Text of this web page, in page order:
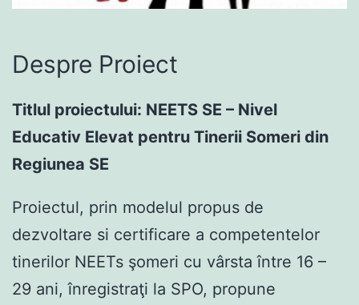
Despre Proiect
Titlul proiectului: NEETS SE – Nivel
Educativ Elevat pentru Tinerii Someri din
Regiunea SE
Proiectul, prin modelul propus de
dezvoltare si certificare a competentelor
tinerilor NEETs şomeri cu vârsta între 16 –
29 ani, înregistraţi la SPO, propune